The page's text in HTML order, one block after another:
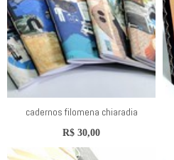
cadernos filomena chiaradia
R$ 30,00